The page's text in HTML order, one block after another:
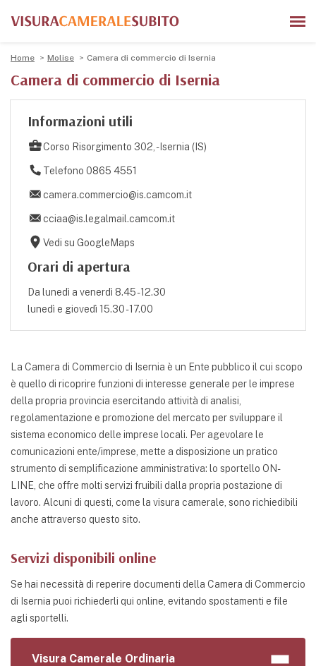
Home Molise Camera di commercio di Isernia
Camera di commercio di Isernia
Informazioni utili
Corso Risorgimento 302, - Isernia (IS)
Telefono 0865 4551
camera.commercio@is.camcom.it
cciaa@is.legalmail.camcom.it
Vedi su GoogleMaps
Orari di apertura
Da lunedì a venerdì 8.45 - 12.30
lunedì e giovedì 15.30 - 17.00
La Camera di Commercio di Isernia è un Ente pubblico il cui scopo
è quello di ricoprire funzioni di interesse generale per le imprese
della propria provincia esercitando attività di analisi,
regolamentazione e promozione del mercato per sviluppare il
sistema economico delle imprese locali. Per agevolare le
comunicazioni ente/imprese, mette a disposizione un pratico
strumento di semplificazione amministrativa: lo sportello ON-
LINE, che offre molti servizi fruibili dalla propria postazione di
lavoro. Alcuni di questi, come la visura camerale, sono richiedibili
anche attraverso questo sito.
Servizi disponibili online
Se hai necessità di reperire documenti della Camera di Commercio
di Isernia puoi richiederli qui online, evitando spostamenti e file
agli sportelli.
Visura Camerale Ordinaria